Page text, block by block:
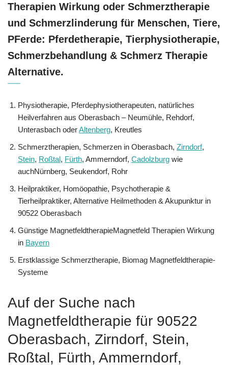
Therapien Wirkung oder Schmerztherapie
und Schmerzlinderung für Menschen, Tiere,
PFerde: Pferdetherapie, Tierphysiotherapie,
Schmerzbehandlung & Schmerz Therapie
Alternative.
Physiotherapie, Pferdephysiotherapeuten, natürliches
Heilverfahren aus Oberasbach – Neumühle, Rehdorf,
Unterasbach oderAltenberg, Kreutles
Schmerztherapien, Schmerzen in Oberasbach, Zirndorf,
Stein, Roßtal, Fürth, Ammerndorf, Cadolzburg wie
auchNürnberg, Seukendorf, Rohr
Heilpraktiker, ‎Homöopathie, ‎Psychotherapie &
‎Tierheilpraktiker, Alternative Heilmethoden & Akupunktur in
90522 Oberasbach
Günstige MagnetfeldtherapieMagnetfeld Therapien Wirkung
in Bayern
Erstklassige Schmerztherapie, Biomag Magnetfeldtherapie-
Systeme
Auf der Suche nach
Magnetfeldtherapie für 90522
Oberasbach, Zirndorf, Stein,
Roßtal, Fürth, Ammerndorf,